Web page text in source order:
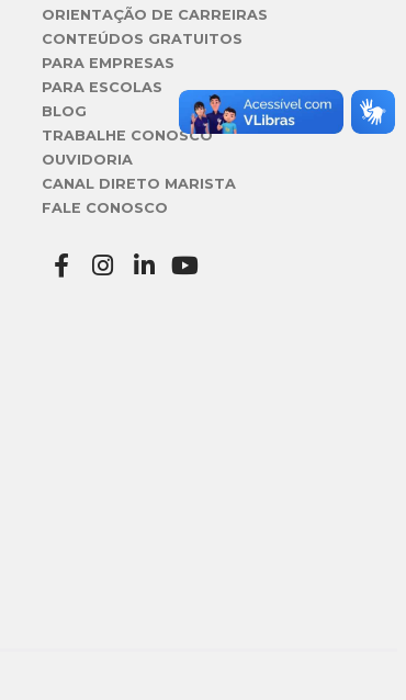
ORIENTAÇÃO DE CARREIRAS
CONTEÚDOS GRATUITOS
PARA EMPRESAS
PARA ESCOLAS
BLOG
TRABALHE CONOSCO
OUVIDORIA
CANAL DIRETO MARISTA
FALE CONOSCO